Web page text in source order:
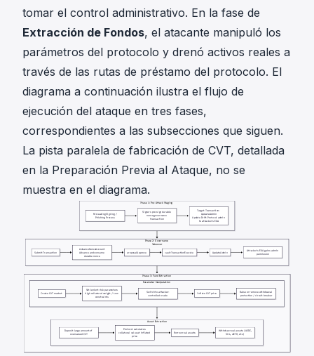
tomar el control administrativo. En la fase de
Extracción de Fondos, el atacante manipuló los
parámetros del protocolo y drenó activos reales a
través de las rutas de préstamo del protocolo. El
diagrama a continuación ilustra el flujo de
ejecución del ataque en tres fases,
correspondientes a las subsecciones que siguen.
La pista paralela de fabricación de CVT, detallada
en la Preparación Previa al Ataque, no se
muestra en el diagrama.